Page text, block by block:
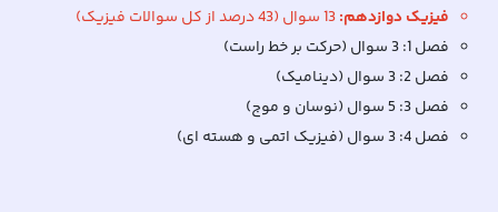
فیزیک دوازدهم:13 سوال (43 درصد از کل سوالات فیزیک)
فصل 1: 3 سوال (حرکت بر خط راست)
فصل 2: 3 سوال (دینامیک)
فصل 3: 5 سوال (نوسان و موج)
فصل 4: 3 سوال (فیزیک اتمی و هسته ای)